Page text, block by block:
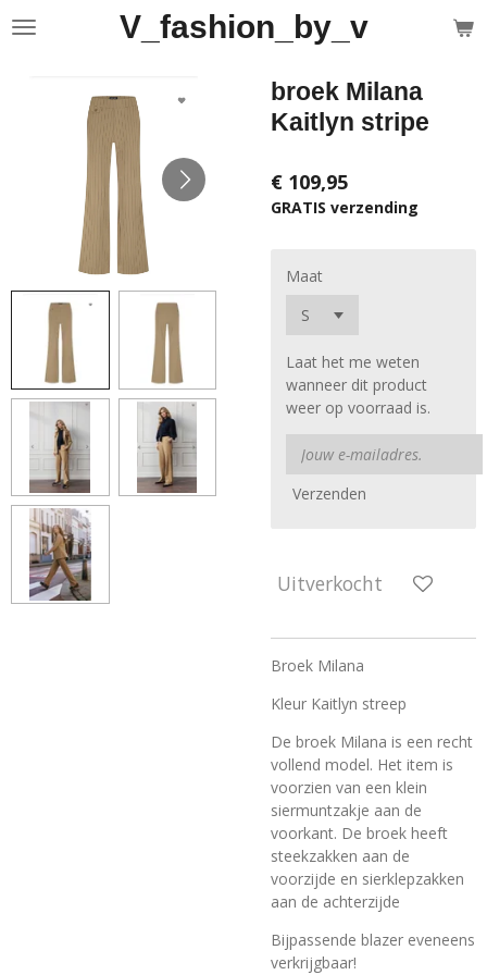
Ga
hoofdinhoud
V_fashion_by_v
broek Milana
Kaitlyn stripe
€ 109,95
GRATIS verzending
Maat
Laat het me weten
wanneer dit product
weer op voorraad is.
Verzenden
Uitverkocht
Broek Milana
Kleur Kaitlyn streep
De broek Milana is een recht
vollend model. Het item is
voorzien van een klein
siermuntzakje aan de
voorkant. De broek heeft
steekzakken aan de
voorzijde en sierklepzakken
aan de achterzijde
Bijpassende blazer eveneens
verkrijgbaar!